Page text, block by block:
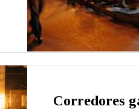
Corredores